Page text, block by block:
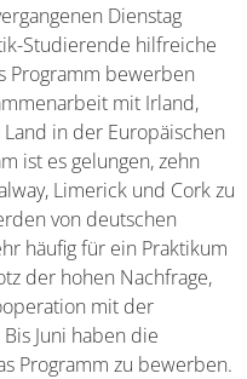
Dienstag
Studierende hilfreiche
Programm bewerben
mit Irland,
in der Europäischen
ist es gelungen, zehn
Limerick und Cork zu
von deutschen
häufig für ein Praktikum
der hohen Nachfrage,
mit der
Juni haben die
Programm zu bewerben.